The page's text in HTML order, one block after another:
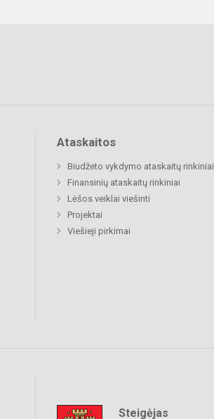
Ataskaitos
Biudžeto vykdymo ataskaitų rinkiniai
Finansinių ataskaitų rinkiniai
Lėšos veiklai viešinti
Projektai
Viešieji pirkimai
Steigėjas